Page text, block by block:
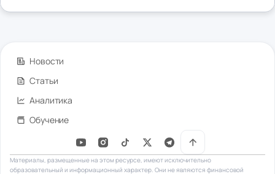
Новости
Статьи
Аналитика
Обучение
Материалы, размещенные на этом ресурсе, имеют исключительно
образовательный и информационный характер. Они не являются финансовой